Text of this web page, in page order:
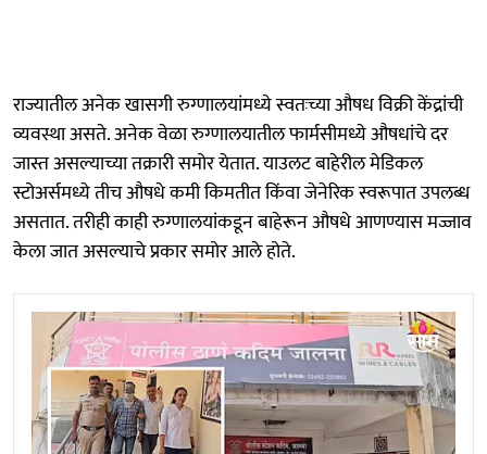
राज्यातील अनेक खासगी रुग्णालयांमध्ये स्वतःच्या औषध विक्री केंद्रांची
व्यवस्था असते. अनेक वेळा रुग्णालयातील फार्मसीमध्ये औषधांचे दर
जास्त असल्याच्या तक्रारी समोर येतात. याउलट बाहेरील मेडिकल
स्टोअर्समध्ये तीच औषधे कमी किमतीत किंवा जेनेरिक स्वरूपात उपलब्ध
असतात. तरीही काही रुग्णालयांकडून बाहेरून औषधे आणण्यास मज्जाव
केला जात असल्याचे प्रकार समोर आले होते.